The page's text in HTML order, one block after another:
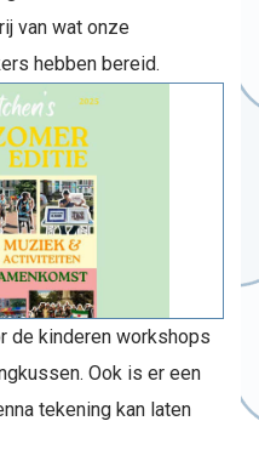
van wat onze
hebben bereid.
de kinderen workshops
Ook is er een
tekening kan laten